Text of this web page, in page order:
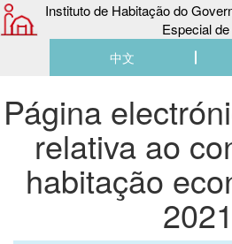
Instituto de Habitação do
Especial
中文
Página
relativa ao
habitação
2021